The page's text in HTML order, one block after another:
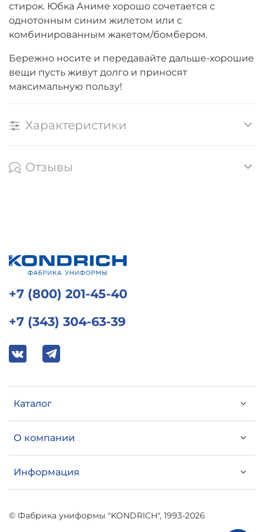
стирок. Юбка Аниме хорошо сочетается с
однотонным синим жилетом или с
комбинированным жакетом/бомбером.
Бережно носите и передавайте дальше-хорошие
вещи пусть живут долго и приносят
максимальную пользу!
Характеристики
Отзывы
Каталог
О компании
Информация
+7 (800) 201-45-40
+7 (343) 304-63-39
© Фабрика униформы "KONDRICH", 1993-2026